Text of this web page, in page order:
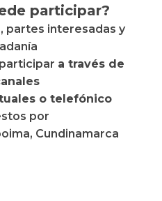
participar?
partes interesadas y
a través de
o telefónico
por
Cundinamarca